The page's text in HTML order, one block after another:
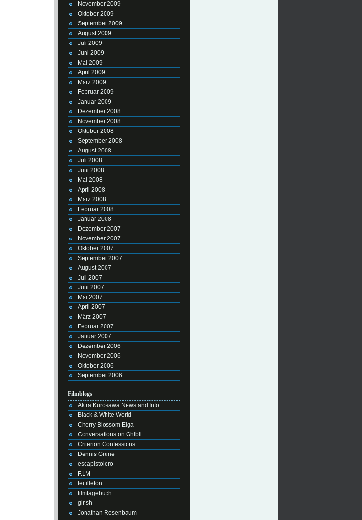
November 2009
Oktober 2009
September 2009
August 2009
Juli 2009
Juni 2009
Mai 2009
April 2009
März 2009
Februar 2009
Januar 2009
Dezember 2008
November 2008
Oktober 2008
September 2008
August 2008
Juli 2008
Juni 2008
Mai 2008
April 2008
März 2008
Februar 2008
Januar 2008
Dezember 2007
November 2007
Oktober 2007
September 2007
August 2007
Juli 2007
Juni 2007
Mai 2007
April 2007
März 2007
Februar 2007
Januar 2007
Dezember 2006
November 2006
Oktober 2006
September 2006
Filmblogs
Akira Kurosawa News and Info
Black & White World
Cherry Blossom Eiga
Conversations on Ghibli
Criterion Confessions
Dennis Grune
escapistolero
F.LM
feuilleton
filmtagebuch
girish
Jonathan Rosenbaum